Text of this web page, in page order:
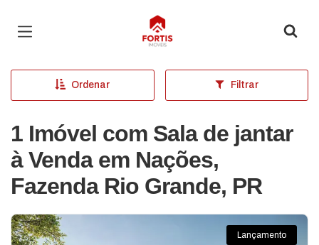
Página inicial
Ordenar Filtrar
1 Imóvel com Sala de jantar
à Venda em Nações,
Fazenda Rio Grande, PR
Lançamento